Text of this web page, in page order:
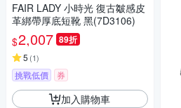
FAIR LADY 小時光 復古皺感皮
革綁帶厚底短靴 黑(7D3106)
$2,007 89折
5 (1)
挑戰低價 券
加入購物車